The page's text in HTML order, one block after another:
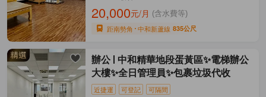
20,000元/月 (含水費等)
距南勢角 中和新蘆線 835公尺
辦公
中和精華地段蛋黃區✨電梯辦公
大樓✨全日管理員✨包裹垃圾代收
近捷運 可登記 可隔間